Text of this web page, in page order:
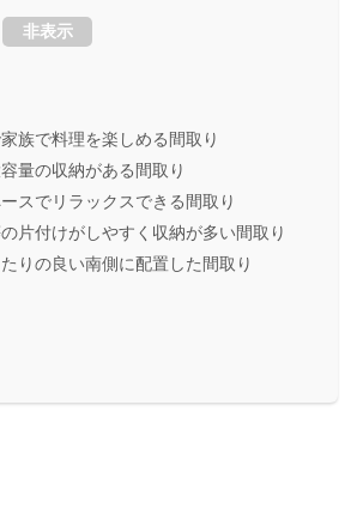
非表示
族で料理を楽しめる間取り
量の収納がある間取り
スでリラックスできる間取り
片付けがしやすく収納が多い間取り
りの良い南側に配置した間取り